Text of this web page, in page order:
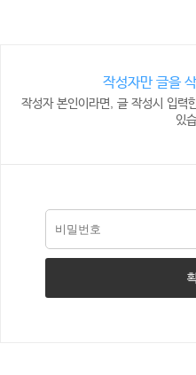
작성자만 글을
작성자 본인이라면, 글 작성시 입력
있